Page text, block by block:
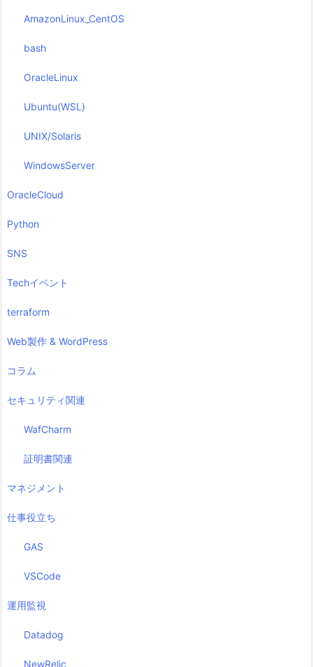
AmazonLinux_CentOS
bash
OracleLinux
Ubuntu(WSL)
UNIX/Solaris
WindowsServer
OracleCloud
Python
SNS
Techイベント
terraform
Web製作 & WordPress
コラム
セキュリティ関連
WafCharm
証明書関連
マネジメント
仕事役立ち
GAS
VSCode
運用監視
Datadog
NewRelic